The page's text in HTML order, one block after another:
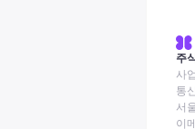
주
사
통
서
이